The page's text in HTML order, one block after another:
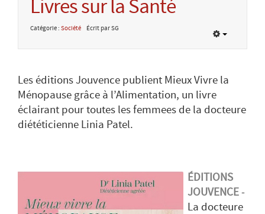
Livres sur la Santé
Catégorie : Société Écrit par SG
Les éditions Jouvence publient Mieux Vivre la
Ménopause grâce à l’Alimentation, un livre
éclairant pour toutes les femmees de la docteure
diététicienne Linia Patel.
ÉDITIONS
JOUVENCE-
La docteure